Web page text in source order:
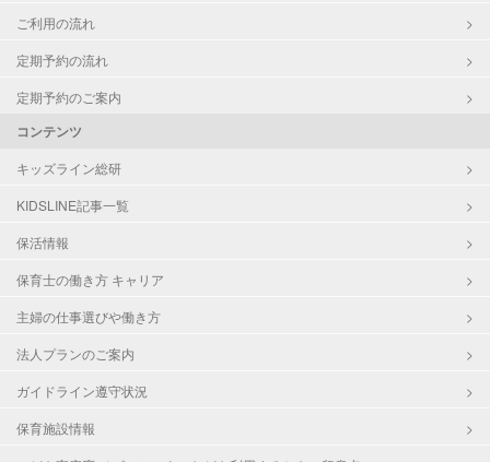
ご利用の流れ
定期予約の流れ
定期予約のご案内
コンテンツ
キッズライン総研
KIDSLINE記事一覧
保活情報
保育士の働き方 キャリア
主婦の仕事選びや働き方
法人プランのご案内
ガイドライン遵守状況
保育施設情報